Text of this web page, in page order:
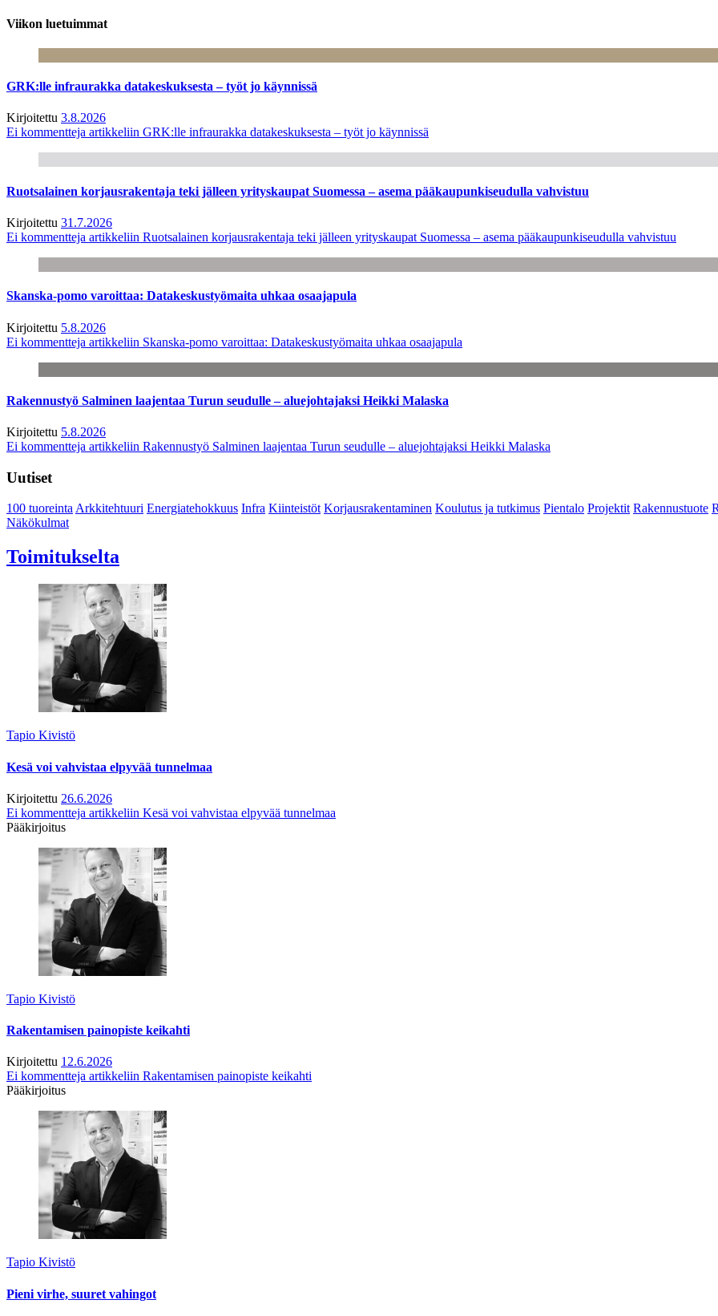
Viikon luetuimmat
GRK:lle infraurakka datakeskuksesta – työt jo käynnissä
Kirjoitettu 3.8.2026
Ei kommentteja artikkeliin GRK:lle infraurakka datakeskuksesta – työt jo käynnissä
Ruotsalainen korjausrakentaja teki jälleen yrityskaupat Suomessa – asema pääkaupunkiseudulla vahvistuu
Kirjoitettu 31.7.2026
Ei kommentteja artikkeliin Ruotsalainen korjausrakentaja teki jälleen yrityskaupat Suomessa – asema pääkaupunkiseudulla vahvistuu
Skanska-pomo varoittaa: Datakeskustyömaita uhkaa osaajapula
Kirjoitettu 5.8.2026
Ei kommentteja artikkeliin Skanska-pomo varoittaa: Datakeskustyömaita uhkaa osaajapula
Rakennustyö Salminen laajentaa Turun seudulle – aluejohtajaksi Heikki Malaska
Kirjoitettu 5.8.2026
Ei kommentteja artikkeliin Rakennustyö Salminen laajentaa Turun seudulle – aluejohtajaksi Heikki Malaska
Uutiset
100 tuoreintaArkkitehtuuri Energiatehokkuus Infra Kiinteistöt Korjausrakentaminen Koulutus ja tutkimus Pientalo Projektit Rakennustuote
Näkökulmat
Toimitukselta
Tapio Kivistö
Kesä voi vahvistaa elpyvää tunnelmaa
Kirjoitettu 26.6.2026
Ei kommentteja artikkeliin Kesä voi vahvistaa elpyvää tunnelmaa
Pääkirjoitus
Tapio Kivistö
Rakentamisen painopiste keikahti
Kirjoitettu 12.6.2026
Ei kommentteja artikkeliin Rakentamisen painopiste keikahti
Pääkirjoitus
Tapio Kivistö
Pieni virhe, suuret vahingot